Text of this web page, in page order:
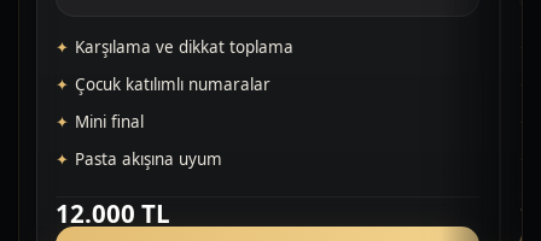
Karşılama ve dikkat toplama
Çocuk katılımlı numaralar
Mini final
Pasta akışına uyum
12.000 TL